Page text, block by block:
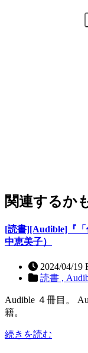
関連するか
[読書][Audible]『
中恵美子）
2024/04/19
読書 ,
Audible ４冊目。
籍。
続きを読む